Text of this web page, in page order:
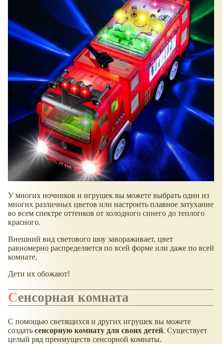
У многих ночников и игрушек вы можете выбрать один из
многих различных цветов или настроить плавное затухание
во всем спектре оттенков от холодного синего до теплого
красного.
Внешний вид светового шоу завораживает, цвет
равномерно распределяется по всей форме или даже по всей
комнате.
Дети их обожают!
Сенсорная комната
С помощью светящихся и других игрушек вы можете
создать сенсорную комнату для своих детей. Существует
целый ряд преимуществ сенсорной комнаты.